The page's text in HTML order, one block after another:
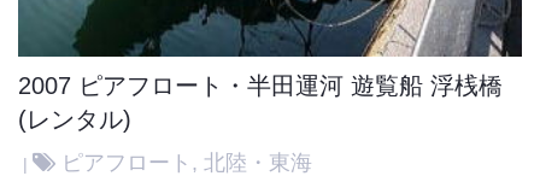
2007 ピアフロート・半田運河 遊覧船 浮桟橋
(レンタル)
ピアフロート , 北陸・東海